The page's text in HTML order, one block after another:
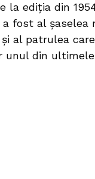
la ediția din
fost al șaselea
al patrulea
unul din